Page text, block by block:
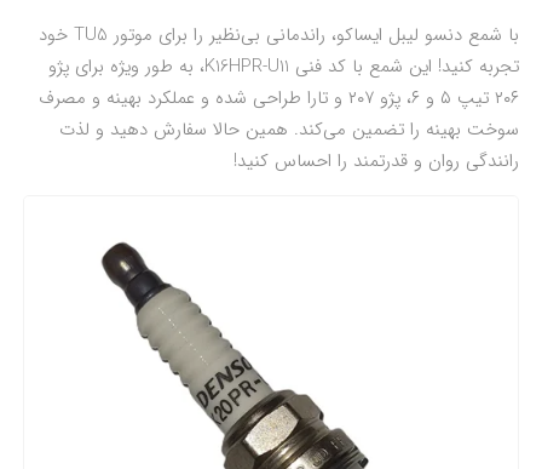
با شمع دنسو لیبل ایساکو، راندمانی بی‌نظیر را برای موتور TU5 خود
تجربه کنید! این شمع با کد فنی K16HPR-U11، به طور ویژه برای پژو
۲۰۶ تیپ ۵ و ۶، پژو ۲۰۷ و تارا طراحی شده و عملکرد بهینه و مصرف
سوخت بهینه را تضمین می‌کند. همین حالا سفارش دهید و لذت
رانندگی روان و قدرتمند را احساس کنید!